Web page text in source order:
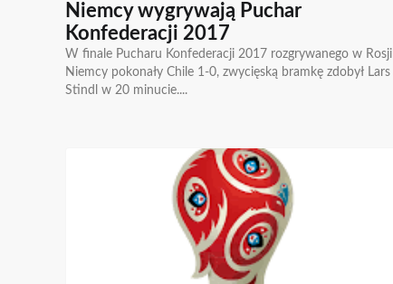
Niemcy wygrywają Puchar
Konfederacji 2017
W finale Pucharu Konfederacji 2017 rozgrywanego w Rosji
Niemcy pokonały Chile 1-0, zwycięską bramkę zdobył Lars
Stindl w 20 minucie....